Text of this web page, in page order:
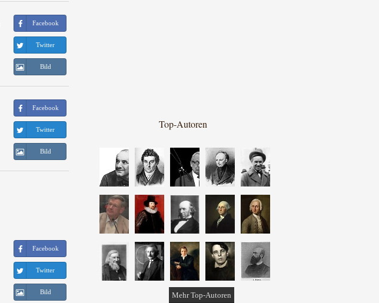
Facebook
Twitter
Bild
Facebook
Twitter
Bild
Facebook
Twitter
Bild
Top-Autoren
Mehr Top-Autoren